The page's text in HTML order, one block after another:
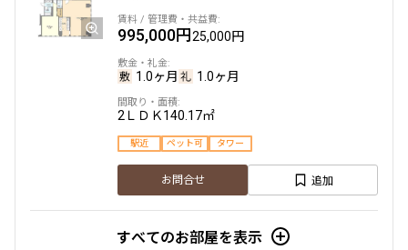
995,000円25,000円
1.0ヶ月 1.0ヶ月
2ＬＤＫ140.17㎡
駅近 ペット可 タワー
お問合せ 追加
すべてのお部屋を表示